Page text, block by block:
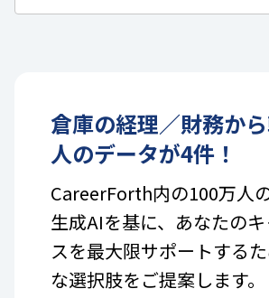
倉庫の経理／財務か
人のデータが4件！
CareerForth内の100万人
生成AIを基に、あなたの
スを最大限サポートする
な選択肢をご提案します。